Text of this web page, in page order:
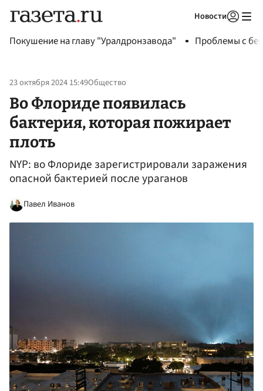
Новости
Покушение на главу "Уралдронзавода" Проблемы с
23 октября 2024 15:49Общество
Во Флориде появилась
бактерия, которая пожирает
плоть
NYP: во Флориде зарегистрировали заражения
опасной бактерией после ураганов
Павел Иванов